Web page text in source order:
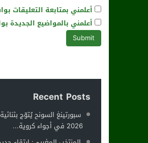
أعلمني بمتابعة التعليقات
أعلمني بالمواضيع الجديدة
Recent Posts
سبورتينغ السونح يُتوّج
2026 في أجواء كروية...